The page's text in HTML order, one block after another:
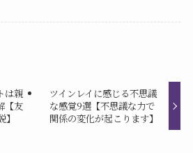
は親
【友
ツインレイに感じる不思議
な感覚9選【不思議な力で
関係の変化が起こります】